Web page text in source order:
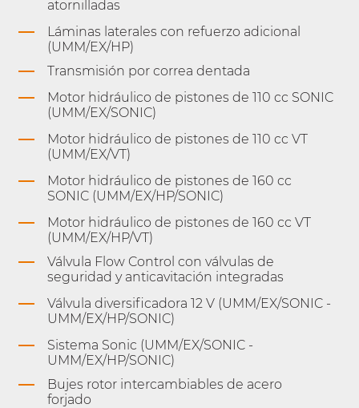
atornilladas
Láminas laterales con refuerzo adicional
(UMM/EX/HP)
Transmisión por correa dentada
Motor hidráulico de pistones de 110 cc SONIC
(UMM/EX/SONIC)
Motor hidráulico de pistones de 110 cc VT
(UMM/EX/VT)
Motor hidráulico de pistones de 160 cc
SONIC (UMM/EX/HP/SONIC)
Motor hidráulico de pistones de 160 cc VT
(UMM/EX/HP/VT)
Válvula Flow Control con válvulas de
seguridad y anticavitación integradas
Válvula diversificadora 12 V (UMM/EX/SONIC -
UMM/EX/HP/SONIC)
Sistema Sonic (UMM/EX/SONIC -
UMM/EX/HP/SONIC)
Bujes rotor intercambiables de acero
forjado